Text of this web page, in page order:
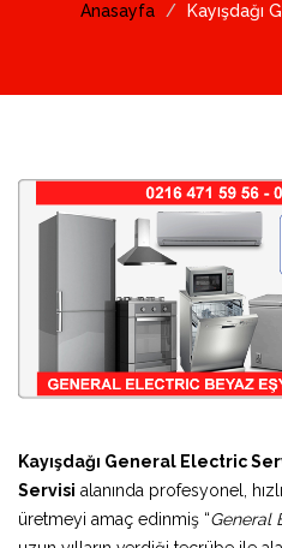
Anasayfa Kayışdağı
Kayışdağı General Electric
Servisi alanında profesyonel,
üretmeyi amaç edinmiş “General